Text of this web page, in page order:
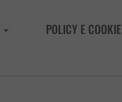
POLICY E COOKIE